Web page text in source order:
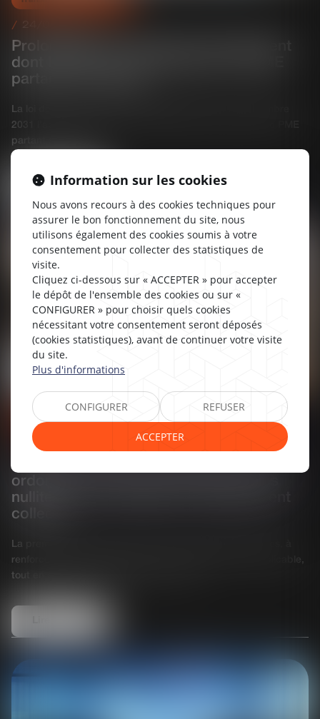
Prolongation du dispositif d'abattement
dont bénéficient les dirigeants de PME
partant à la retraite
La loi de finances pour 2025 proroge jusqu'au 31 décembre
2031 l'abattement fixe dont bénéficient les dirigeants de PME
partant à la retraite...
Lire la suite
ordonnances réformant le régime des
nullités et les organismes de placement
collectif
19/03/2025
Droit des sociétés commerciales et professionnelles
La première ordonnance vise à limiter les nullités abusives, à
renforcer la sécurité juridique et à clarifier le régime applicable,
tout en alignant le droit français sur les st...
Information sur les cookies
Nous avons recours à des cookies techniques pour
assurer le bon fonctionnement du site, nous
utilisons également des cookies soumis à votre
consentement pour collecter des statistiques de
visite.
Cliquez ci-dessous sur « ACCEPTER » pour accepter
le dépôt de l'ensemble des cookies ou sur «
CONFIGURER » pour choisir quels cookies
nécessitant votre consentement seront déposés
(cookies statistiques), avant de continuer votre visite
du site.
Plus d'informations
CONFIGURER REFUSER
ACCEPTER